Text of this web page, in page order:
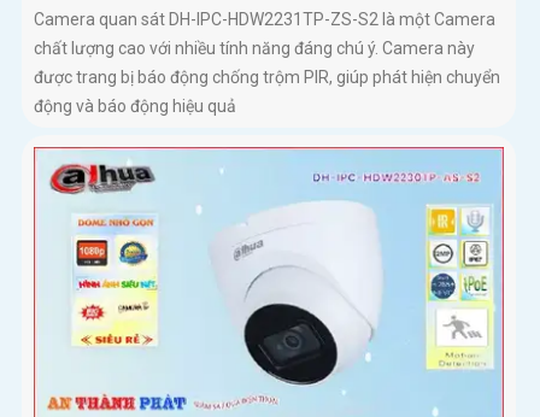
Camera quan sát DH-IPC-HDW2231TP-ZS-S2 là một Camera
chất lượng cao với nhiều tính năng đáng chú ý. Camera này
được trang bị báo động chống trộm PIR, giúp phát hiện chuyển
động và báo động hiệu quả